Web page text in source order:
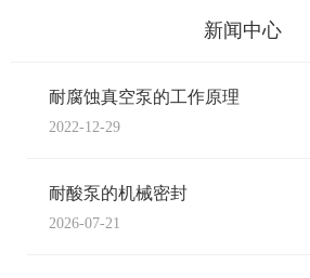
新闻中心
耐腐蚀真空泵的工作原理
2022-12-29
耐酸泵的机械密封
2026-07-21